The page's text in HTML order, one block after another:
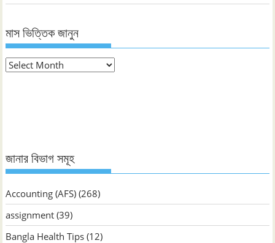
মাস ভিত্তিক জানুন
মাস
জানার বিভাগ সমূহ
Accounting (AFS) (268)
assignment (39)
Bangla Health Tips (12)